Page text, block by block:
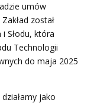
umów
został
Słodu, która
Technologii
do maja 2025
jako